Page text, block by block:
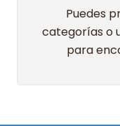
Puedes
categorías o
para